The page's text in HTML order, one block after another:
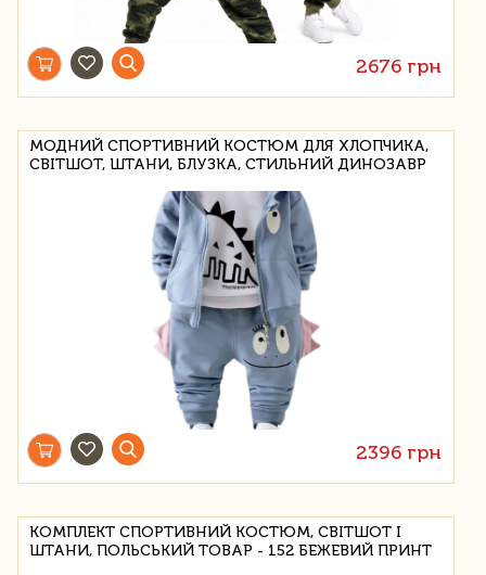
2676 грн
МОДНИЙ СПОРТИВНИЙ КОСТЮМ ДЛЯ ХЛОПЧИКА,
СВІТШОТ, ШТАНИ, БЛУЗКА, СТИЛЬНИЙ ДИНОЗАВР
2396 грн
КОМПЛЕКТ СПОРТИВНИЙ КОСТЮМ, СВІТШОТ І
ШТАНИ, ПОЛЬСЬКИЙ ТОВАР - 152 БЕЖЕВИЙ ПРИНТ